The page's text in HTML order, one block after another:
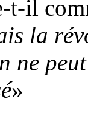
t-il
la
ne
»